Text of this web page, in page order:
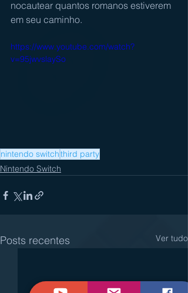
nocautear quantos romanos estiverem
em seu caminho.
https://www.youtube.com/watch?
v=95jwvslaySo
nintendo switchthird party
Nintendo Switch
Posts recentes Ver tudo